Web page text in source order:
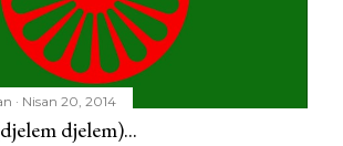
Nisan 20, 2014
djelem)...